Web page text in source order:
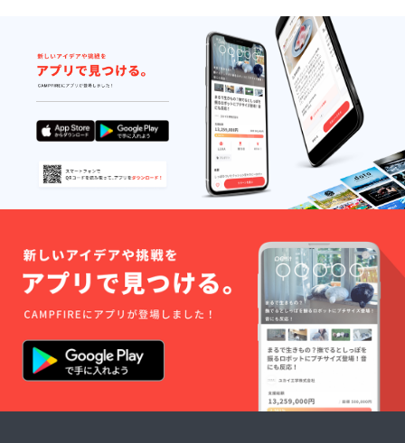
食品表
示はお
届け商
品のラ
ベルに
表記さ
れま
す。 商
品開封
前には
必ずお
届けの
リター
ンに貼
ルや注
意書き
をご確
認くだ
さい。
品開封
前には
必ずお
届けの
リター
ンに貼
付され
たラベ
ルや注
意書き
をご確
認くだ
さい。
【バ
スクス
テム】
・サイ
ズ：
23cmx
8cm ・
容量：
500ml
・保
温、保
冷が可
能で